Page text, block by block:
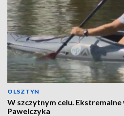
OLSZTYN
W szczytnym celu.
Pawelczyka